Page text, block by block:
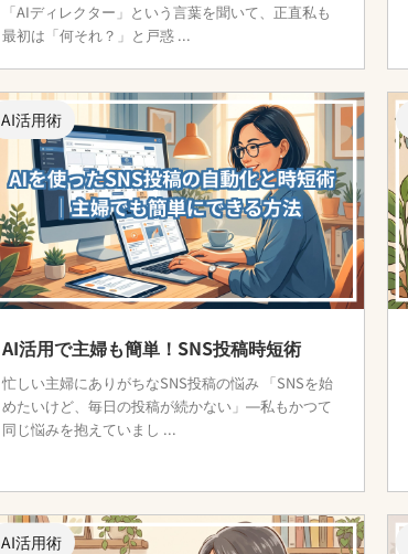
「AIディレクター」という言葉を聞いて、正直私も
最初は「何それ？」と戸惑 ...
AI活用術
AI活用で主婦も簡単！SNS投稿時短術
忙しい主婦にありがちなSNS投稿の悩み 「SNSを始
めたいけど、毎日の投稿が続かない」―私もかつて
同じ悩みを抱えていまし ...
AI活用術